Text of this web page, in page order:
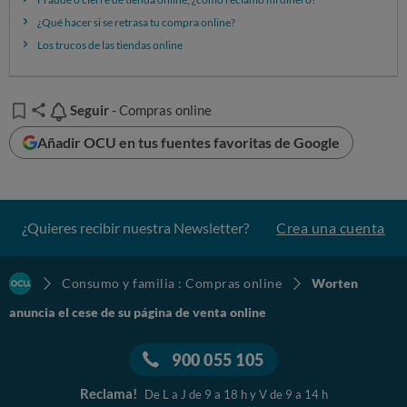
¿Qué hacer si se retrasa tu compra online?
Los trucos de las tiendas online
Seguir
Seguir - Compras online
Añadir OCU en tus fuentes favoritas de Google
¿Quieres recibir nuestra Newsletter? Crea una cuenta
Consumo y familia : Compras online
Worten
anuncia el cese de su página de venta online
900 055 105
Reclama! De L a J de 9 a 18 h y V de 9 a 14 h